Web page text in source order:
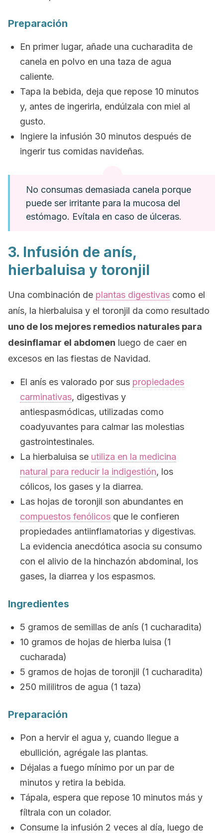
Preparación
En primer lugar, añade una cucharadita de
canela en polvo en una taza de agua
caliente.
Tapa la bebida, deja que repose 10 minutos
y, antes de ingerirla, endúlzala con miel al
gusto.
Ingiere la infusión 30 minutos después de
ingerir tus comidas navideñas.
No consumas demasiada canela porque
puede ser irritante para la mucosa del
estómago. Evítala en caso de úlceras.
3. Infusión de anís,
hierbaluisa y toronjil
Una combinación de plantas digestivas como el
anís, la hierbaluisa y el toronjil da como resultado
uno de los mejores remedios naturales para
desinflamar el abdomen luego de caer en
excesos en las fiestas de Navidad.
El anís es valorado por sus propiedades
carminativas, digestivas y
antiespasmódicas, utilizadas como
coadyuvantes para calmar las molestias
gastrointestinales.
La hierbaluisa se utiliza en la medicina
natural para reducir la indigestión, los
cólicos, los gases y la diarrea.
Las hojas de toronjil son abundantes en
compuestos fenólicos que le confieren
propiedades antiinflamatorias y digestivas.
La evidencia anecdótica asocia su consumo
con el alivio de la hinchazón abdominal, los
gases, la diarrea y los espasmos.
Ingredientes
5 gramos de semillas de anís (1 cucharadita)
10 gramos de hojas de hierba luisa (1
cucharada)
5 gramos de hojas de toronjil (1 cucharadita)
250 mililitros de agua (1 taza)
Preparación
Pon a hervir el agua y, cuando llegue a
ebullición, agrégale las plantas.
Déjalas a fuego mínimo por un par de
minutos y retira la bebida.
Tápala, espera que repose 10 minutos más y
fíltrala con un colador.
Consume la infusión 2 veces al día, luego de